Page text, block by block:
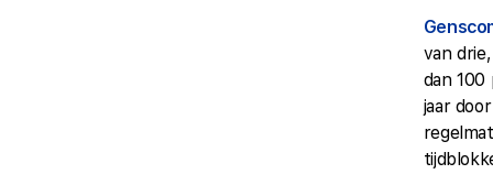
van
dan 100
jaar